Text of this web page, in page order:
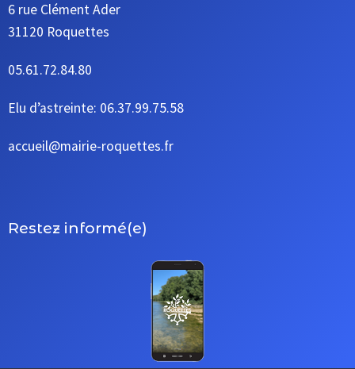
6 rue Clément Ader
31120 Roquettes
05.61.72.84.80
Elu d’astreinte: 06.37.99.75.58
accueil@mairie-roquettes.fr
Restez informé(e)